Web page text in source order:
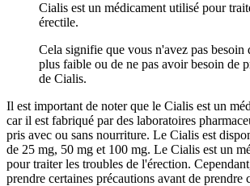
Cialis est un médicament utilisé pour
érectile.
Cela signifie que vous n'avez pas besoin
plus faible ou de ne pas avoir besoin de
de Cialis.
Il est important de noter que le Cialis est un
car il est fabriqué par des laboratoires
pris avec ou sans nourriture. Le Cialis est
de 25 mg, 50 mg et 100 mg. Le Cialis est un
pour traiter les troubles de l'érection.
prendre certaines précautions avant de prendre